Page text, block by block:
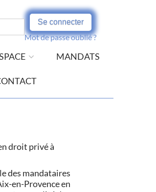
Se connecter
Mot de passe oublié ?
MANDATS
droit privé à
des mandataires
en-Provence en